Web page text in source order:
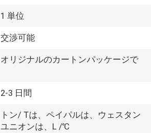
1 単位
交渉可能
オリジナルのカートンパッケージで
2-3 日間
トン/ Tは、ペイパルは、ウェスタン
ユニオンは、L /℃